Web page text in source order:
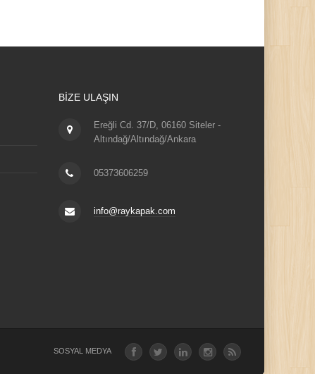
BIZE ULAŞIN
Ereğli Cd. 37/D, 06160 Siteler -
Altındağ/Altındağ/Ankara
05373606259
info@raykapak.com
SOSYAL MEDYA